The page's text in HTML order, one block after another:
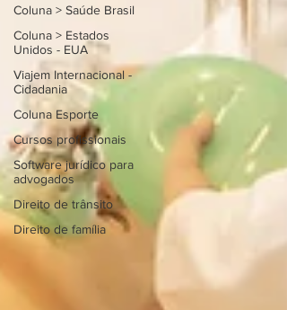
Coluna > Saúde Brasil
Coluna > Estados
Unidos - EUA
Viajem Internacional -
Cidadania
Coluna Esporte
Cursos profissionais
Software jurídico para
advogados
Direito de trânsito
Direito de família